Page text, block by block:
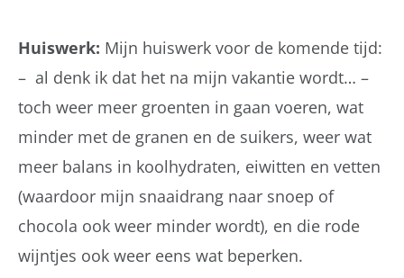
Huiswerk: Mijn huiswerk voor de komende tijd:
– al denk ik dat het na mijn vakantie wordt… –
toch weer meer groenten in gaan voeren, wat
minder met de granen en de suikers, weer wat
meer balans in koolhydraten, eiwitten en vetten
(waardoor mijn snaaidrang naar snoep of
chocola ook weer minder wordt), en die rode
wijntjes ook weer eens wat beperken.